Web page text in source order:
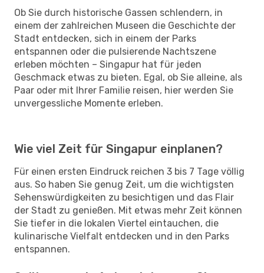
Ob Sie durch historische Gassen schlendern, in
einem der zahlreichen Museen die Geschichte der
Stadt entdecken, sich in einem der Parks
entspannen oder die pulsierende Nachtszene
erleben möchten – Singapur hat für jeden
Geschmack etwas zu bieten. Egal, ob Sie alleine, als
Paar oder mit Ihrer Familie reisen, hier werden Sie
unvergessliche Momente erleben.
Wie viel Zeit für Singapur einplanen?
Für einen ersten Eindruck reichen 3 bis 7 Tage völlig
aus. So haben Sie genug Zeit, um die wichtigsten
Sehenswürdigkeiten zu besichtigen und das Flair
der Stadt zu genießen. Mit etwas mehr Zeit können
Sie tiefer in die lokalen Viertel eintauchen, die
kulinarische Vielfalt entdecken und in den Parks
entspannen.